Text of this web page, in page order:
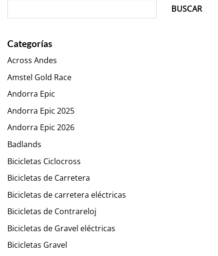
BUSCAR
Categorías
Across Andes
Amstel Gold Race
Andorra Epic
Andorra Epic 2025
Andorra Epic 2026
Badlands
Bicicletas Ciclocross
Bicicletas de Carretera
Bicicletas de carretera eléctricas
Bicicletas de Contrareloj
Bicicletas de Gravel eléctricas
Bicicletas Gravel